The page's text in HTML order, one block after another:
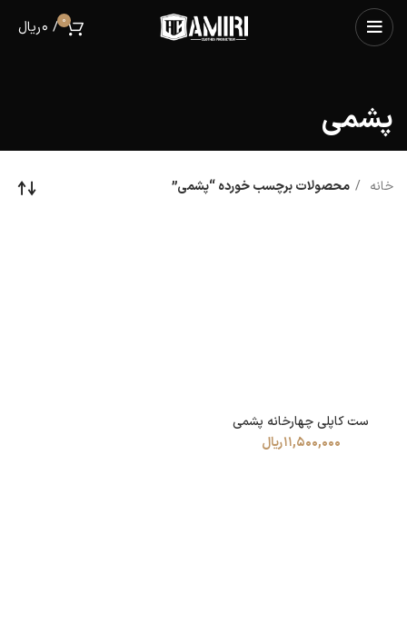
0
/
0ریال
پشمی
خانه محصولات برچسب خورده “پشمی”
ست کاپلی چهارخانه پشمی
11,500,000ریال